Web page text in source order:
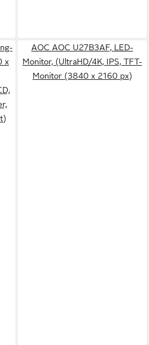
x
AOC AOC U27B3AF, LED-
Monitor, (UltraHD/4K, IPS, TFT-
Monitor (3840 x 2160 px)